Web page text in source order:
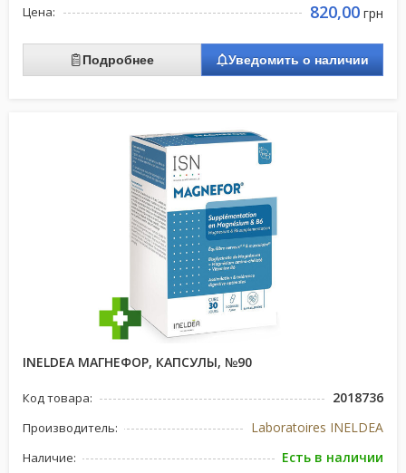
Цена: 820,00 грн
Подробнее Уведомить о наличии
INELDEA МАГНЕФОР, КАПСУЛЫ, №90
Код товара: 2018736
Производитель: Laboratoires INELDEA
Наличие: Есть в наличии